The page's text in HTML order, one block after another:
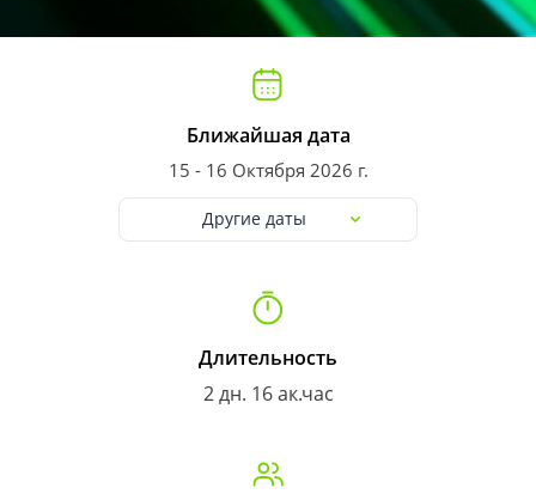
Ближайшая дата
15 - 16 Октября 2026 г.
Другие даты
Длительность
2 дн. 16 ак.час